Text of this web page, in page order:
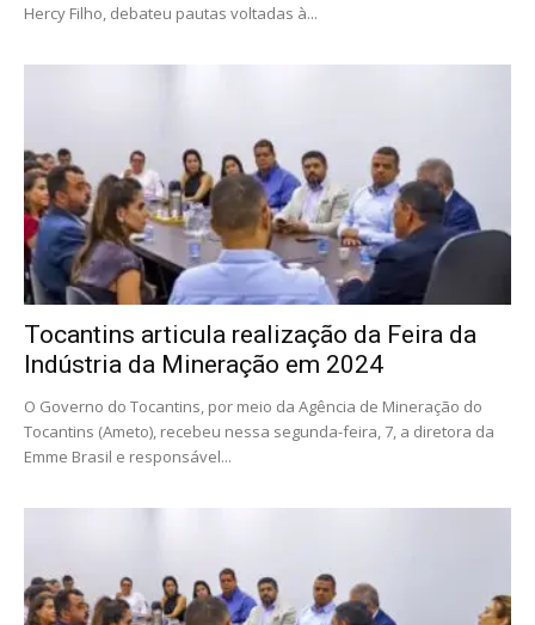
Hercy Filho, debateu pautas voltadas à...
Tocantins articula realização da Feira da
Indústria da Mineração em 2024
O Governo do Tocantins, por meio da Agência de Mineração do
Tocantins (Ameto), recebeu nessa segunda-feira, 7, a diretora da
Emme Brasil e responsável...